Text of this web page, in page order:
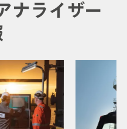
ナライザー